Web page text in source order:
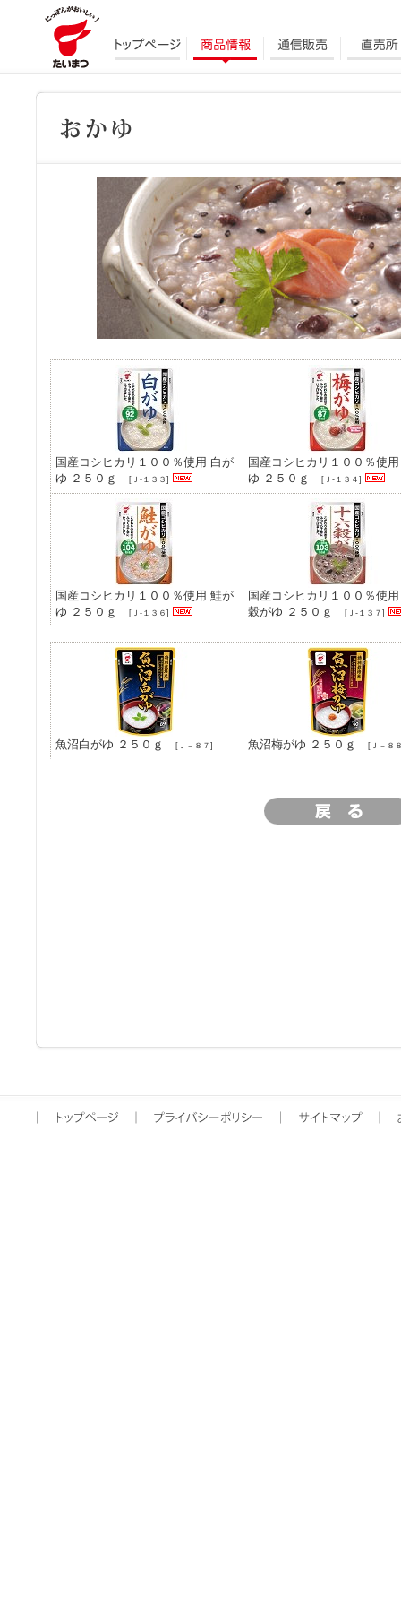
国産コシヒカリ１００％使用 白が
ゆ ２５０ｇ
[Ｊ-１３３]
国産コシヒカリ１００％使
ゆ ２５０ｇ
[Ｊ-１３４]
国産コシヒカリ１００％使用 鮭が
ゆ ２５０ｇ
[Ｊ-１３６]
国産コシヒカリ１００％使
穀がゆ ２５０ｇ
[Ｊ-１３７]
魚沼白がゆ ２５０ｇ [Ｊ－８７] 魚沼梅がゆ ２５０ｇ [Ｊ－８